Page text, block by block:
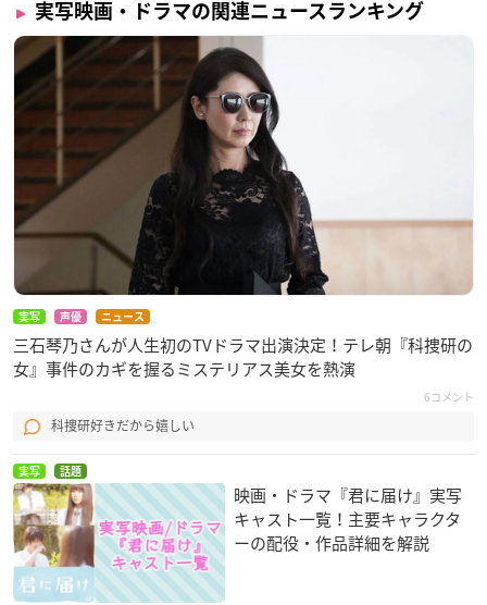
— 夢中さ、きみに。【ドラマ特区公式】 (@MuchusaKimin
i)December 14, 2020
🔹二階堂明役
#高橋文哉さんコメント✍️】#ドラマ特区
pic.twitter.com/NSxVCynfsY
— 夢中さ、きみに。【ドラマ特区公式】 (@MuchusaKimin
December 14, 2020
実写映画・ドラマの関連ニュースランキング
実写 声優 ニュース
三石琴乃さんが人生初のTVドラマ出演決定！テレ朝『科捜研の
女』事件のカギを握るミステリアス美女を熱演
6コメント
科捜研好きだから嬉しい
実写 話題
映画・ドラマ『君に届け』実写
キャスト一覧！主要キャラクタ
ーの配役・作品詳細を解説